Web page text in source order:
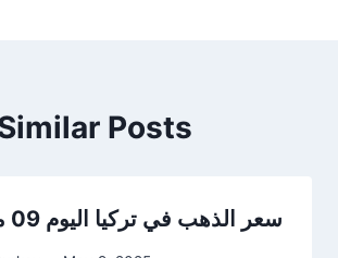
Posts
سعر الذهب في تركيا اليوم 09 مايو 2025